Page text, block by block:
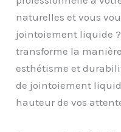
naturelles et vous
jointoiement liquide
transforme la
esthétisme et
de jointoiement
hauteur de vos